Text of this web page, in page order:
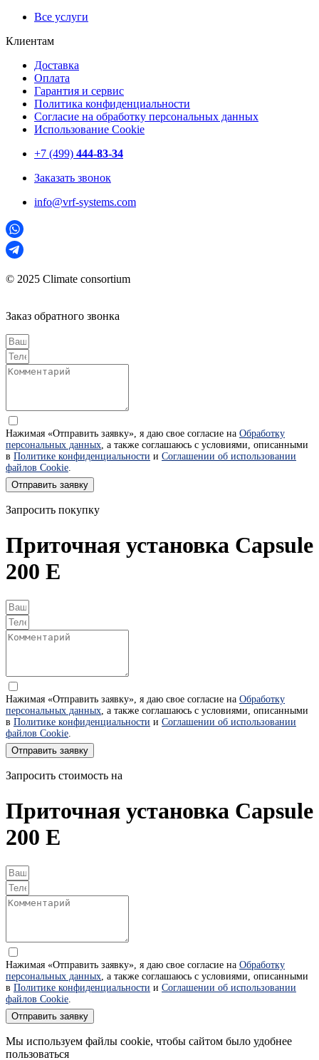
Все услуги
Клиентам
Доставка
Оплата
Гарантия и сервис
Политика конфиденциальности
Согласие на обработку персональных данных
Использование Cookie
+7 (499) 444-83-34
Заказать звонок
info@vrf-systems.com
© 2025 Climate consortium
Заказ обратного звонка
Нажимая «Отправить заявку», я даю свое согласие на Обработку
персональных данных, а также соглашаюсь с условиями, описанными
в Политике конфиденциальности и Соглашении об использовании
файлов Cookie.
Отправить заявку
Запросить покупку
Приточная установка Capsule
200 E
Нажимая «Отправить заявку», я даю свое согласие на Обработку
персональных данных, а также соглашаюсь с условиями, описанными
в Политике конфиденциальности и Соглашении об использовании
файлов Cookie.
Отправить заявку
Запросить стоимость на
Приточная установка Capsule
200 E
Нажимая «Отправить заявку», я даю свое согласие на Обработку
персональных данных , а также соглашаюсь с условиями, описанными
в Политике конфиденциальности и Соглашении об использовании
файлов Cookie
Отправить заявку
Мы используем файлы cookie, чтобы сайтом было удобнее
пользоваться